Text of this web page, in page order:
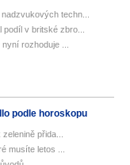
techn...
v britské zbro...
rozhoduje ...
podle horoskopu
přida...
musíte letos ...